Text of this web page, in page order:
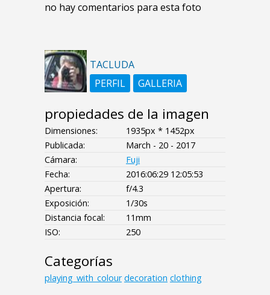
no hay comentarios para esta foto
TACLUDA
PERFIL
GALLERIA
propiedades de la imagen
Dimensiones:
1935px * 1452px
Publicada:
March - 20 - 2017
Cámara:
Fuji
Fecha:
2016:06:29 12:05:53
Apertura:
f/4.3
Exposición:
1/30s
Distancia focal:
11mm
ISO:
250
Categorías
playing_with_colour decoration clothing